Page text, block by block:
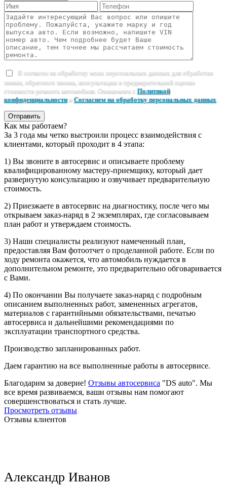
Я согласен на обработку моих персональных данных для обработки
заявки, обратного звонка, консультации и предварительной оценки
стоимости ремонта автомобиля. Ознакомлен с Политикой
конфиденциальностии Согласием на обработку персональных данных
Отправить
Как мы работаем?
За 3 года мы четко выстроили процесс взаимодействия с
клиентами, который проходит в 4 этапа:
1) Вы звоните в автосервис и описываете проблему
квалифицированному мастеру-приемщику, который дает
развернутую консультацию и озвучивает предварительную
стоимость.
2) Приезжаете в автосервис на диагностику, после чего мы
открываем заказ-наряд в 2 экземплярах, где согласовываем
план работ и утверждаем стоимость.
3) Наши специалисты реализуют намеченный план,
предоставляя Вам фотоотчет о проделанной работе. Если по
ходу ремонта окажется, что автомобиль нуждается в
дополнительном ремонте, это предварительно обговаривается
с Вами.
4) По окончании Вы получаете заказ-наряд с подробным
описанием выполненных работ, замененных агрегатов,
материалов с гарантийными обязательствами, печатью
автосервиса и дальнейшими рекомендациями по
эксплуатации транспортного средства.
Производство запланированных работ.
Даем гарантию на все выполненные работы в автосервисе.
Благодарим за доверие! Отзывы автосервиса "DS auto". Мы
все время развиваемся, ваши отзывы нам помогают
совершенствоваться и стать лучше.
Просмотреть отзывы
Отзывы клиентов
Александр Иванов